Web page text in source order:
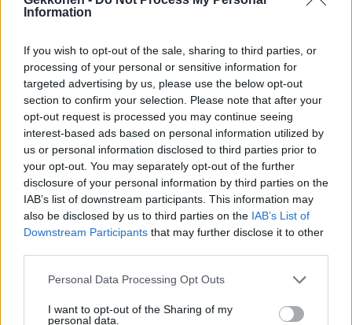
Information
If you wish to opt-out of the sale, sharing to third parties, or
processing of your personal or sensitive information for
targeted advertising by us, please use the below opt-out
section to confirm your selection. Please note that after your
opt-out request is processed you may continue seeing
interest-based ads based on personal information utilized by
us or personal information disclosed to third parties prior to
your opt-out. You may separately opt-out of the further
disclosure of your personal information by third parties on the
IAB’s list of downstream participants. This information may
also be disclosed by us to third parties on the IAB’s List of
Downstream Participants that may further disclose it to other
Personal Data Processing Opt Outs
I want to opt-out of the Sharing of my
personal data.
Seuraa Gekkosta Instagramissa